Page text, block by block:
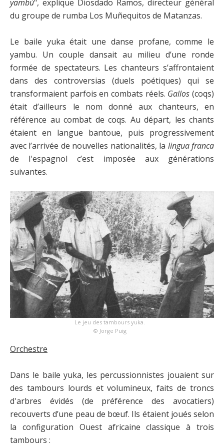
yambú", explique Diosdado Ramos, directeur général
du groupe de rumba Los Muñequitos de Matanzas.
Le baile yuka était une danse profane, comme le
yambu. Un couple dansait au milieu d’une ronde
formée de spectateurs. Les chanteurs s’affrontaient
dans des controversias (duels poétiques) qui se
transformaient parfois en combats réels. Gallos (coqs)
était d’ailleurs le nom donné aux chanteurs, en
référence au combat de coqs. Au départ, les chants
étaient en langue bantoue, puis progressivement
avec l’arrivée de nouvelles nationalités, la lingua franca
de l'espagnol c’est imposée aux générations
suivantes.
Le jeu des tambours yuka.
© Jorge Puig
Orchestre
Dans le baile yuka, les percussionnistes jouaient sur
des tambours lourds et volumineux, faits de troncs
d'arbres évidés (de préférence des avocatiers)
recouverts d’une peau de bœuf. Ils étaient joués selon
la configuration Ouest africaine classique à trois
tambours :